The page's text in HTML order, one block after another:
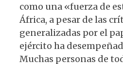
como una «fuerza de
África, a pesar de las
generalizadas por el
ejército ha
Muchas personas de